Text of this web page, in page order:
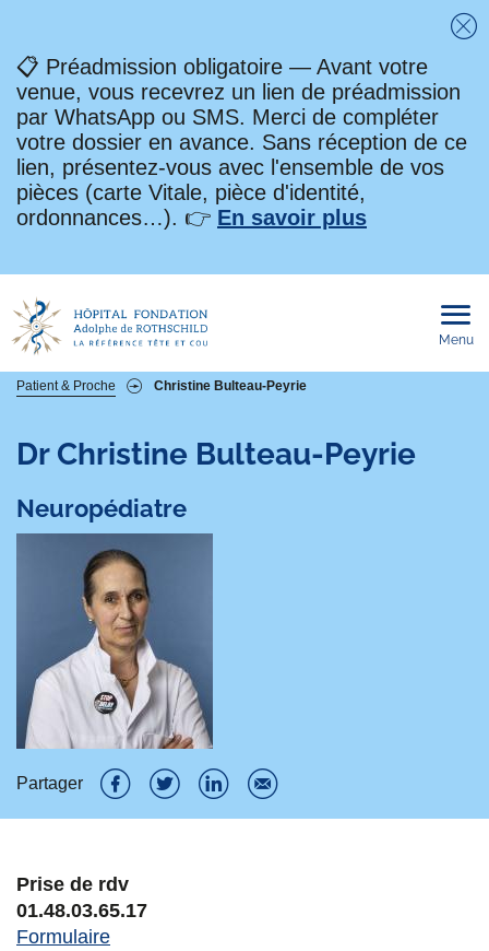
📋 Préadmission obligatoire — Avant votre
venue, vous recevrez un lien de préadmission
par WhatsApp ou SMS. Merci de compléter
votre dossier en avance. Sans réception de ce
lien, présentez-vous avec l'ensemble de vos
pièces (carte Vitale, pièce d'identité,
ordonnances…). 👉 En savoir plus
Menu
Fil
d'Ariane
Patient & Proche Christine Bulteau-Peyrie
Dr Christine Bulteau-Peyrie
Neuropédiatre
Partager
P
r
t
P
P
P
Prise de rdv
01.48.03.65.17
Formulaire